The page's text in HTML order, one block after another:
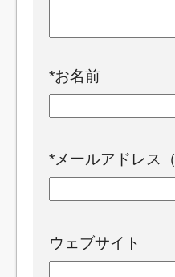
*お名前
*メールアドレス
ウェブサイト